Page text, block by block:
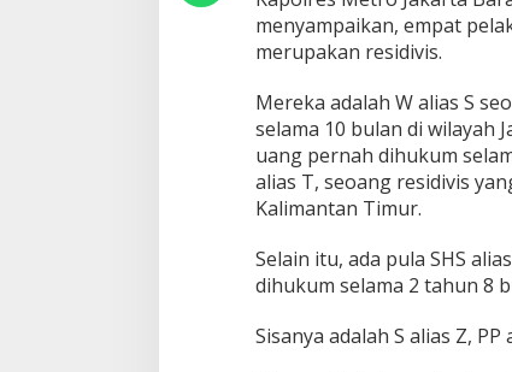
a
k
b
r
menyampaikan, empat
merupakan residivis.
Mereka adalah W alias S
selama 10 bulan di wilayah
uang pernah dihukum
alias T, seoang residivis
Kalimantan Timur.
Selain itu, ada pula SHS
dihukum selama 2 tahun 8
Sisanya adalah S alias Z, PP